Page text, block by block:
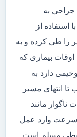
جراحی به
استفاده از
را طی کرده و به
بیماری که
دارد به
انتهای مسیر
ناگوار مانند
سرعت وارد عمل
مسلم است